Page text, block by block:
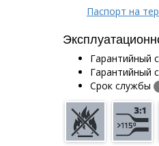
Паспорт на
Гарантийный
Гарантийный
Срок службы